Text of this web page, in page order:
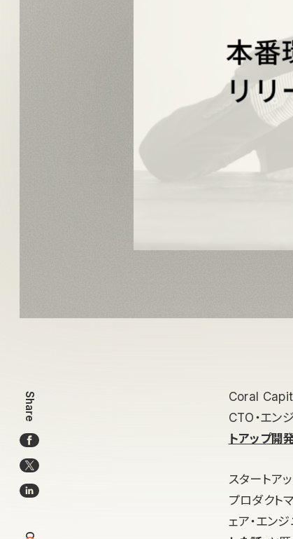
Share
Coral
CTO・エン
トアップ開
スタートア
プロダクト
ェア・エン